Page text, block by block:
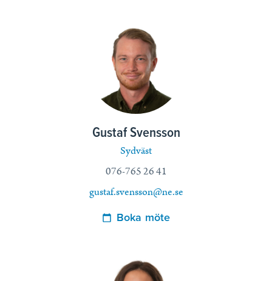
Gustaf Svensson
Sydväst
076-765 26 41
gustaf.svensson@ne.se
Boka möte